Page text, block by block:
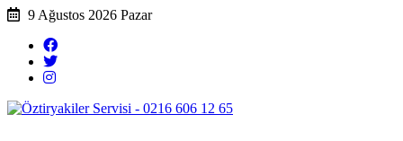
9 Ağustos 2026 Pazar